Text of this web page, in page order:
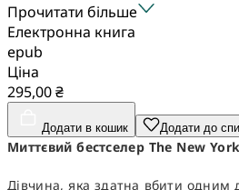
Прочитати більше
Електронна книга
epub
Ціна
295,00 ₴
Додати в кошик Додати до
Миттєвий бестселер The New
Дівчина, яка здатна вбити одним